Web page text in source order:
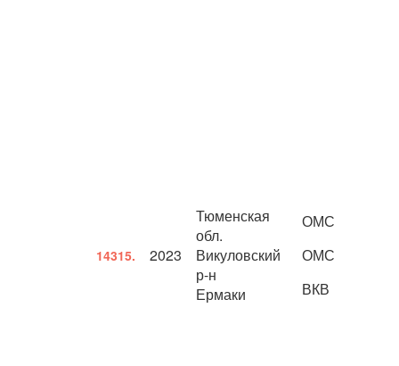
14315. 2023
Тюменская
обл.
Викуловский
р-н
Ермаки
ОМС
ОМС
ВКВ